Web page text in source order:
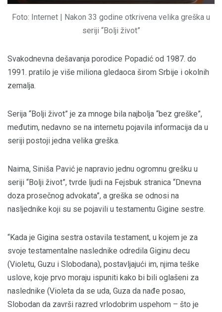
Foto: Internet | Nakon 33 godine otkrivena velika greška u
seriji “Bolji život”
Svakodnevna dešavanja porodice Popadić od 1987. do
1991. pratilo je više miliona gledaoca širom Srbije i okolnih
zemalja.
Serija “Bolji život” je za mnoge bila najbolja “bez greške”,
međutim, nedavno se na internetu pojavila informacija da u
seriji postoji jedna velika greška.
Naima, Siniša Pavić je napravio jednu ogromnu grešku u
seriji “Bolji život”, tvrde ljudi na Fejsbuk stranica “Dnevna
doza prosečnog advokata”, a greška se odnosi na
nasljednike koji su se pojavili u testamentu Gigine sestre.
“Kada je Gigina sestra ostavila testament, u kojem je za
svoje testamentalne naslednike odredila Giginu decu
(Violetu, Guzu i Slobodana), postavljajući im, njima teške
uslove, koje prvo moraju ispuniti kako bi bili oglašeni za
naslednike (Violeta da se uda, Guza da nađe posao,
Slobodan da završi razred vrlodobrim uspehom – što je